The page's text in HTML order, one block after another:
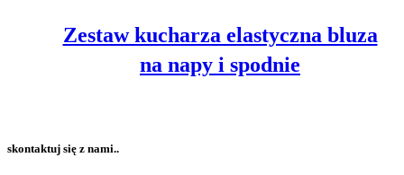
Zestaw kucharza elastyczna bluza
na napy i spodnie
skontaktuj się z nami..